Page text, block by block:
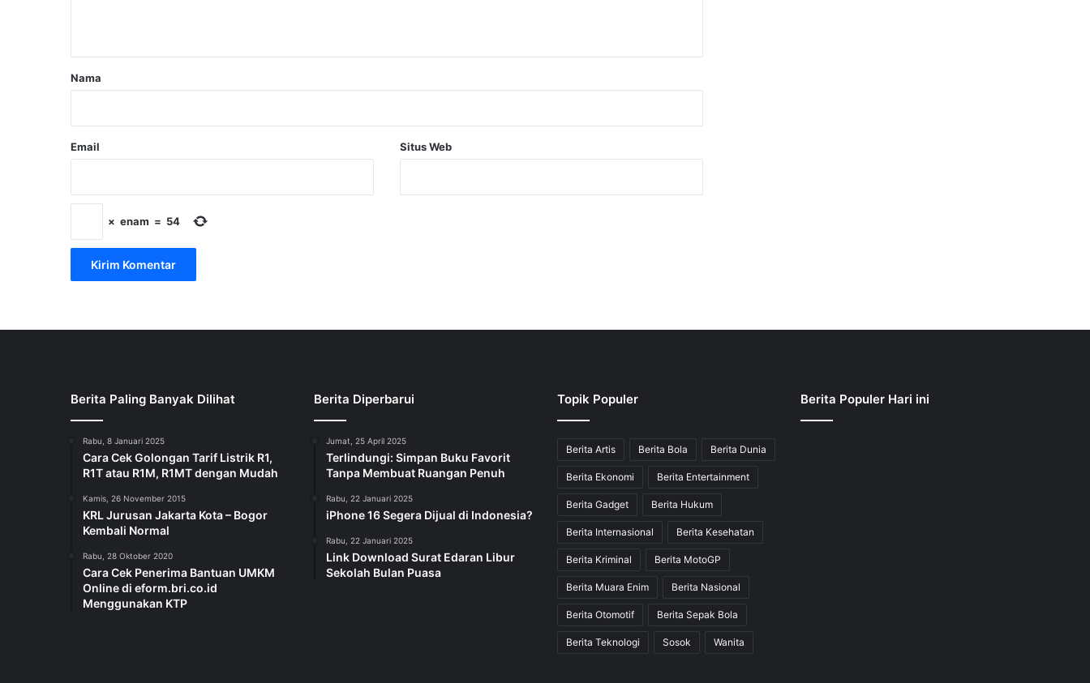
rNama
Email Situs Web
× enam = 54
Berita Paling Banyak Dilihat
Rabu, 8 Januari 2025
Cara Cek Golongan Tarif Listrik R1,
R1T atau R1M, R1MT dengan Mudah
Kamis, 26 November 2015
KRL Jurusan Jakarta Kota – Bogor
Kembali Normal
Rabu, 28 Oktober 2020
Cara Cek Penerima Bantuan UMKM
Online di eform.bri.co.id
Menggunakan KTP
Berita Diperbarui
Jumat, 25 April 2025
Terlindungi: Simpan Buku Favorit
Tanpa Membuat Ruangan Penuh
Rabu, 22 Januari 2025
iPhone 16 Segera Dijual di Indonesia?
Rabu, 22 Januari 2025
Link Download Surat Edaran Libur
Sekolah Bulan Puasa
Topik Populer
Berita Artis Berita Bola Berita Dunia
Berita Ekonomi Berita Entertainment
Berita Gadget Berita Hukum
Berita Internasional Berita Kesehatan
Berita Kriminal Berita MotoGP
Berita Muara Enim Berita Nasional
Berita Otomotif Berita Sepak Bola
Berita Teknologi Sosok Wanita
Berita Populer Hari ini